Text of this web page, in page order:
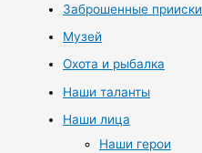
Заброшенные прииски
Музей
Охота и рыбалка
Наши таланты
Наши лица
Наши герои